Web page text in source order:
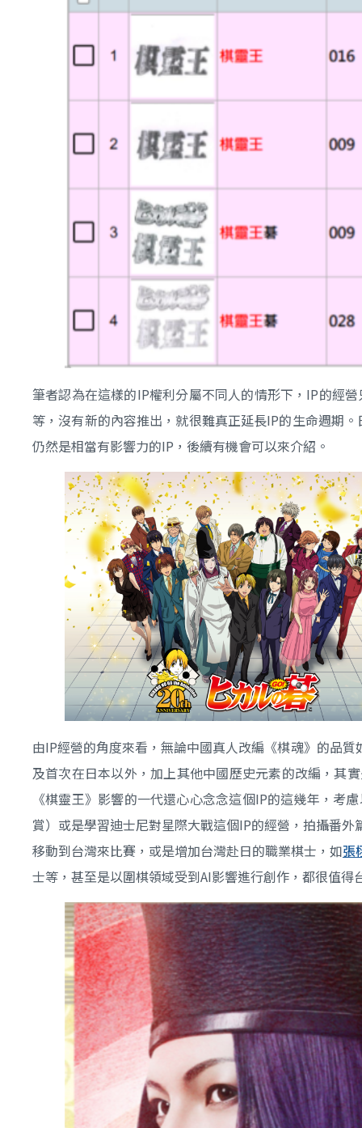
筆者認為在這樣的IP權利分屬不同人的情形下，IP的經
等，沒有新的內容推出，就很難真正延長IP的生命週期
仍然是相當有影響力的IP，後續有機會可以來介紹。
由IP經營的角度來看，無論中國真人改編《棋魂》的品
及首次在日本以外，加上其他中國歷史元素的改編，其
《棋靈王》影響的一代還心心念念這個IP的這幾年，考
賞）或是學習迪士尼對星際大戰這個IP的經營，拍攝番
移動到台灣來比賽，或是增加台灣赴日的職業棋士，如張
士等，甚至是以圍棋領域受到AI影響進行創作，都很值